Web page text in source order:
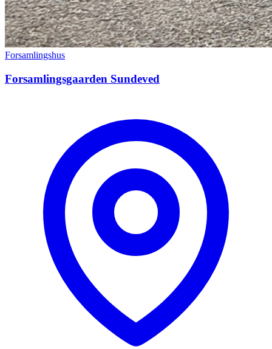
Forsamlingshus
Forsamlingsgaarden Sundeved